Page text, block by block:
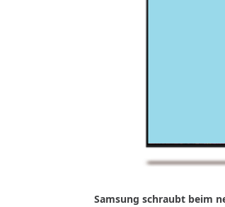
Samsung schraubt beim